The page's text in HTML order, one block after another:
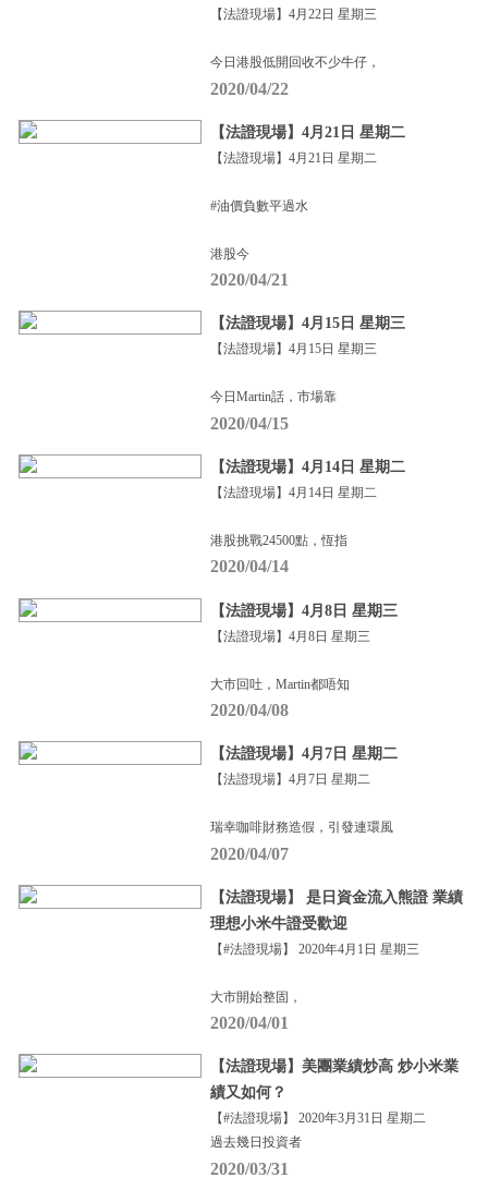
【法證現場】4月22日 星期三
今日港股低開回收不少牛仔，
2020/04/22
【法證現場】4月21日 星期二
【法證現場】4月21日 星期二
#油價負數平過水
港股今
2020/04/21
【法證現場】4月15日 星期三
【法證現場】4月15日 星期三
今日Martin話，市場靠
2020/04/15
【法證現場】4月14日 星期二
【法證現場】4月14日 星期二
港股挑戰24500點，恆指
2020/04/14
【法證現場】4月8日 星期三
【法證現場】4月8日 星期三
大市回吐，Martin都唔知
2020/04/08
【法證現場】4月7日 星期二
【法證現場】4月7日 星期二
瑞幸咖啡財務造假，引發連環風
2020/04/07
【法證現場】 是日資金流入熊證 業績
理想小米牛證受歡迎
【#法證現場】 2020年4月1日 星期三
大市開始整固，
2020/04/01
【法證現場】美團業績炒高 炒小米業
績又如何？
【#法證現場】 2020年3月31日 星期二
過去幾日投資者
2020/03/31